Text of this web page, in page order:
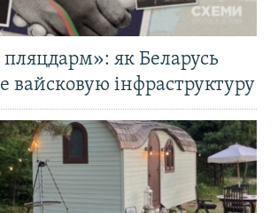
пляцдарм»: як Беларусь
вайсковую інфраструктуру